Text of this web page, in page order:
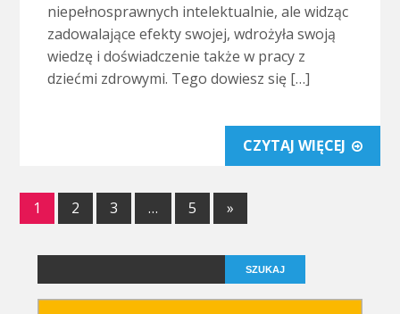
niepełnosprawnych intelektualnie, ale widząc
zadowalające efekty swojej, wdrożyła swoją
wiedzę i doświadczenie także w pracy z
dziećmi zdrowymi. Tego dowiesz się […]
CZYTAJ WIĘCEJ
1 2 3 … 5 »